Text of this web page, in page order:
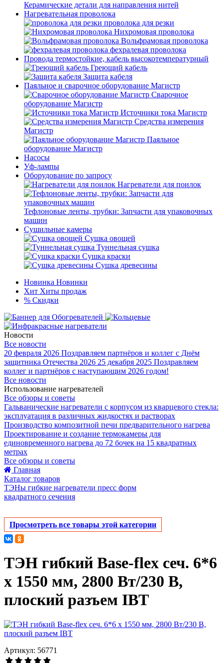
Керамические детали для направления нитей
Нагревательная проволока
проволока для резки
Нихромовая проволока
Вольфрамовая проволока
фехралевая проволока
Провода термостойкие, кабель высокотемпературный
Греющий кабель
Защита кабеля
Паяльное и сварочное оборудование Магистр
Сварочное
оборудование Магистр
Источники тока Магистр
Средства измерения
Магистр
Паяльное
оборудование Магистр
Насосы
Уф-лампы
Оборудование по запросу
Нагреватели для поилок
Тефлоновые ленты, трубки: Запчасти для упаковочных
машин
Сушильные камеры
Сушка овощей
Туннельная сушка
Сушка краски
Сушка древесины
Новинка Новинки
Хит Хиты продаж
% Скидки
Новости
Все новости
20 февраля 2026 Поздравляем партнёров и коллег с Днём
защитника Отечества 2026 25 декабря 2025 Поздравляем
коллег и партнёров с наступающим 2026 годом!
Все новости
Использование нагревателей
Все обзоры и советы
Гальванические нагреватели с корпусом из кварцевого стекла:
эксплуатация в различных жидкостях и растворах
Производство композитной печи предварительного нагрева
Проектирование и создание термокамеры для
единовременного нагрева до 72 бочек на 15 квадратных
метрах
Все обзоры и советы
Главная
Каталог товаров
ТЭНы гибкие нагреватели пресс форм
квадратного сечения
Просмотреть все товары этой категории
ТЭН гибкий Base-flex сеч. 6*6
х 1550 мм, 2800 Вт/230 В,
плоский разъем IBT
Артикул: 56771